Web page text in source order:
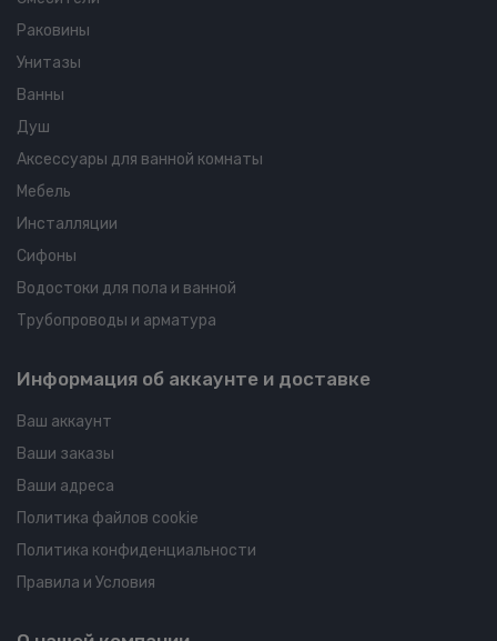
Раковины
Унитазы
Ванны
Душ
Аксессуары для ванной комнаты
Мебель
Инсталляции
Сифоны
Водостоки для пола и ванной
Трубопроводы и арматура
Информация об аккаунте и доставке
Ваш аккаунт
Ваши заказы
Ваши адреса
Политика файлов cookie
Политика конфиденциальности
Правила и Условия